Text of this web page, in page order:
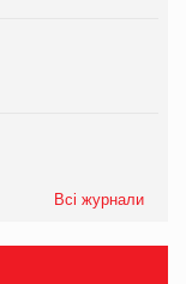
Всі журнали